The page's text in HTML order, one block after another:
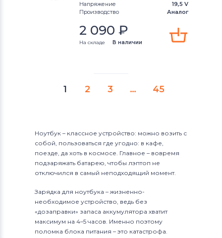
Напряжение
19,5 V
Производство
Аналог
2 090 ₽
На складе В наличии
1 2 3 … 45
Ноутбук – классное устройство: можно возить с
собой, пользоваться где угодно: в кафе,
поезде, да хоть в космосе. Главное – вовремя
подзаряжать батарею, чтобы лэптоп не
отключился в самый неподходящий момент.
Зарядка для ноутбука – жизненно-
необходимое устройство, ведь без
«дозаправки» запаса аккумулятора хватит
максимум на 4–5 часов. Именно поэтому
поломка блока питания – это катастрофа.